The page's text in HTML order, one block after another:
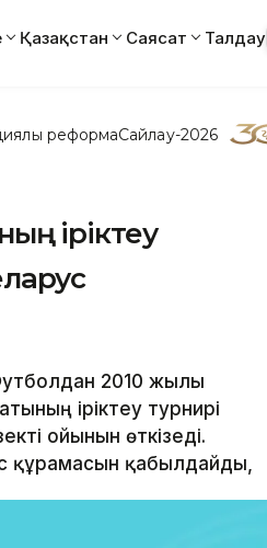
Қазақстан Саясат Талдау
реформаСайлау-2026
іріктеу
2010 жылы
іріктеу турнирі
ойынын өткізеді.
құрамасын қабылдайды,